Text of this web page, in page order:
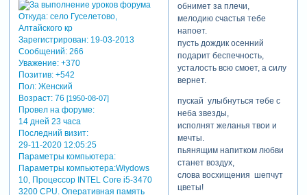
Откуда:село Гуселетово,
Алтайского кр
Зарегистрирован: 19-03-2013
Сообщений:266
Уважение: +370
Позитив: +542
Пол:Женский
Возраст:76 [1950-08-07]
Провел на форуме:
14 дней 23 часа
Последний визит:
29-11-2020 12:05:25
Параметры компьютера:
Параметры компьютера:Wiydows
10, Процессор INTEL Core i5-3470
3200 CРU. Оперативная память
обнимет за плечи,
мелодию счастья тебе
напоет.
пусть дождик осенний
подарит беспечность,
усталость всю смоет, а силу
вернет.
пускай улыбнуться тебе с
неба звезды,
исполнят желанья твои и
мечты.
пьянящим напитком любви
станет воздух,
слова восхищения шепчут
цветы!